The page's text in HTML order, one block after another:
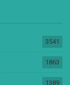
3541
1863
1389